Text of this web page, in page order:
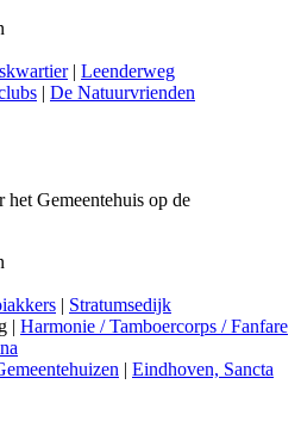
| Leenderweg
| De Natuurvrienden
Gemeentehuis op de
| Stratumsedijk
| Harmonie / Tamboercorps / Fanfare
| Eindhoven, Sancta